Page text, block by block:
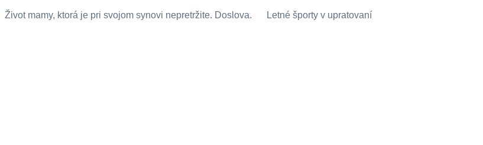
Život mamy, ktorá je pri svojom synovi nepretržite. Doslova. Letné športy v upratovaní